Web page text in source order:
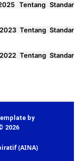
Tentang Standar
Tentang Standar
Tentang Standar
by
2026
(AINA)